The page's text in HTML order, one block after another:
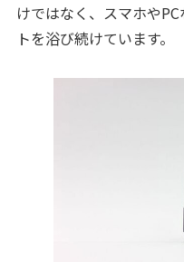
けではなく、スマホや
トを浴び続けています。